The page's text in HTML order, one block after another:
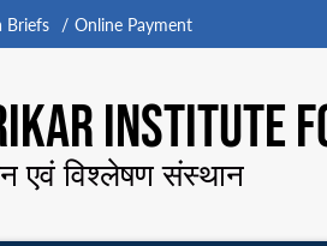
Briefs Online Payment
INSTITUTE
एवं विश्लेषण संस्थान